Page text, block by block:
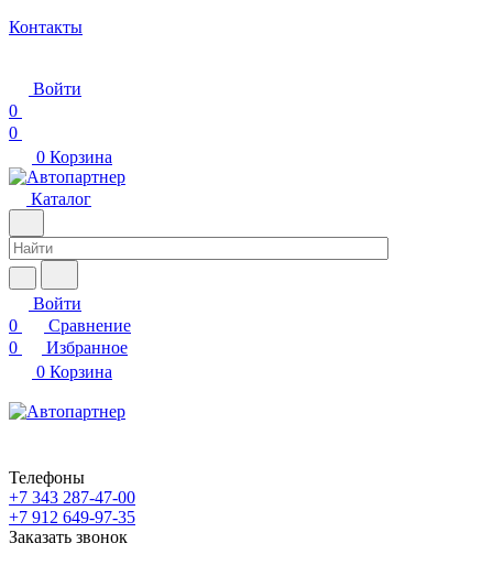
Контакты
Войти
0
0
0 Корзина
Каталог
Войти
0
Сравнение
0
Избранное
0 Корзина
Телефоны
+7 343 287-47-00
+7 912 649-97-35
Заказать звонок